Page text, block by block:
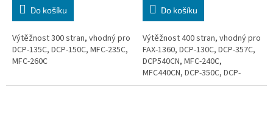
Do košíku
Výtěžnost 300 stran, vhodný pro
DCP-135C, DCP-150C, MFC-235C,
MFC-260C
Do košíku
Výtěžnost 400 stran, vhodný pro
FAX-1360, DCP-130C, DCP-357C,
DCP540CN, MFC-240C,
MFC440CN, DCP-350C, DCP-
560CN, DCP-770CW, MFC-465CN,